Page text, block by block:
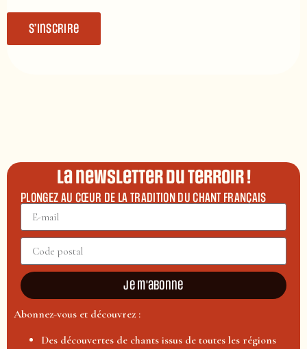
S’inscrire
La newsletter du terroir !
PLONGEZ AU CŒUR DE LA TRADITION DU CHANT FRANÇAIS
Je m'abonne
Abonnez-vous et découvrez :
Des découvertes de chants issus de toutes les régions